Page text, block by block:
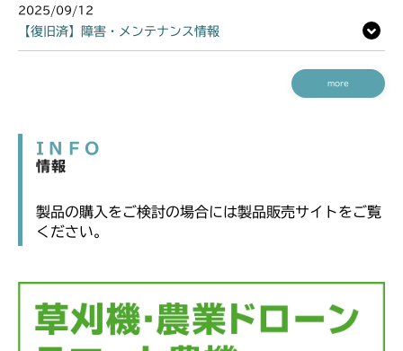
2025/09/12
【復旧済】障害・メンテナンス情報
more
INFO
情報
製品の購入をご検討の場合には製品販売サイトをご覧
ください。